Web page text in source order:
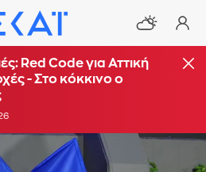
Red Code για Αττική
- Στο κόκκινο ο